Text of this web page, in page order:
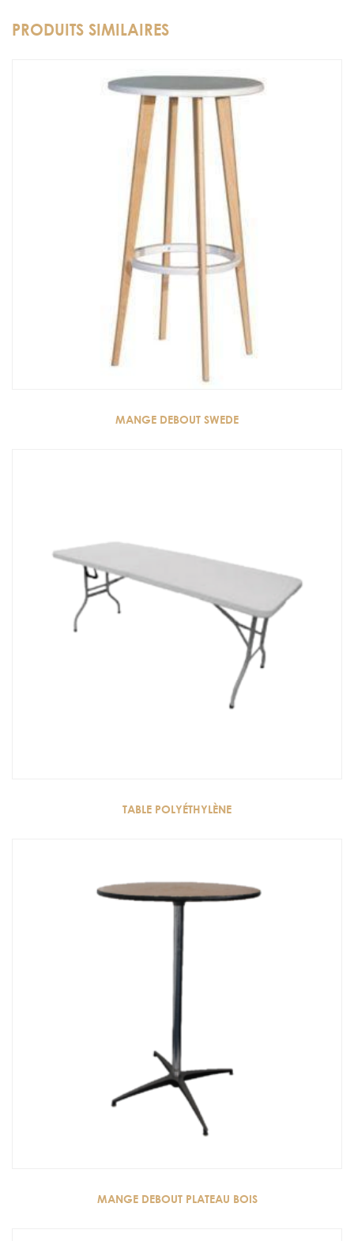
PRODUITS SIMILAIRES
MANGE DEBOUT SWEDE
TABLE POLYÉTHYLÈNE
MANGE DEBOUT PLATEAU BOIS